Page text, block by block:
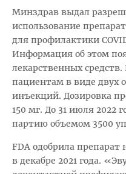
Минздрав выдал
использование
для профилактики
Информация об этом
лекарственных
пациентам в виде
инъекций. Дозировка
150 мг. До 31 июля 2022
партию объемом 3500
FDA одобрила препарат
в декабре 2021 года.